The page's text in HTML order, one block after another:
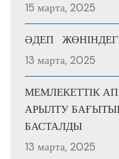
15 марта, 2025
ӘДЕП
13 марта, 2025
МЕМЛЕКЕТТІК
АРЫЛТУ
БАСТАЛДЫ
13 марта, 2025